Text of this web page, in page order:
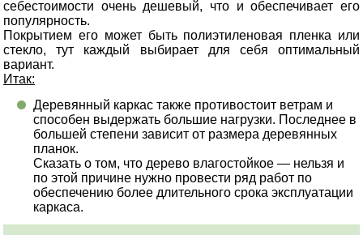
себестоимости очень дешевый, что и обеспечивает его
популярность.
Покрытием его может быть полиэтиленовая пленка или
стекло, тут каждый выбирает для себя оптимальный
вариант.
Итак:
Деревянный каркас также противостоит ветрам и
способен выдержать большие нагрузки. Последнее в
большей степени зависит от размера деревянных
планок.
Сказать о том, что дерево влагостойкое — нельзя и
по этой причине нужно провести ряд работ по
обеспечению более длительного срока эксплуатации
каркаса.